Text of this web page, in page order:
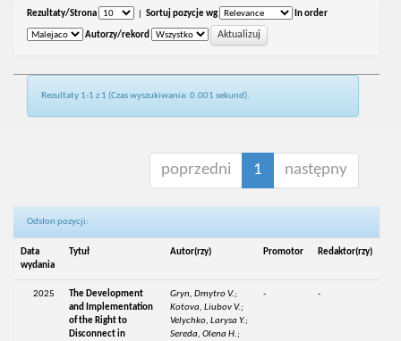
Rezultaty/Strona Sortuj pozycje wg In order
Autorzy/rekord
Rezultaty 1-1 z 1 (Czas wyszukiwania: 0.001 sekund).
poprzedni 1 następny
Odsłon pozycji:
Data
wydania
Tytuł Autor(rzy) Promotor Redaktor(rzy)
2025
The Development
and Implementation
of the Right to
Disconnect in
Gryn, Dmytro V.;
Kotova, Liubov V.;
Velychko, Larysa Y.;
Sereda, Olena H.;
- -